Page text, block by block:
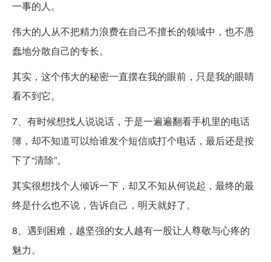
一事的人。
伟大的人从不把精力浪费在自己不擅长的领域中，也不愚
蠢地分散自己的专长。
其实，这个伟大的秘密一直摆在我的眼前，只是我的眼睛
看不到它。
7、有时候想找人说说话，于是一遍遍翻看手机里的电话
簿，却不知道可以给谁发个短信或打个电话，最后还是按
下了“清除”。
其实很想找个人倾诉一下，却又不知从何说起，最终的最
终是什么也不说，告诉自己，明天就好了。
8、遇到困难，越坚强的女人越有一股让人尊敬与心疼的
魅力。